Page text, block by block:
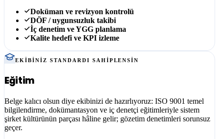
Doküman ve revizyon kontrolü
DÖF / uygunsuzluk takibi
İç denetim ve YGG planlama
Kalite hedefi ve KPI izleme
EKIBINIZ STANDARDI SAHIPLENSIN
Eğitim
Belge kalıcı olsun diye ekibinizi de hazırlıyoruz: ISO 9001 temel
bilgilendirme, dokümantasyon ve iç denetçi eğitimleriyle sistem
şirket kültürünün parçası hâline gelir; gözetim denetimleri sorunsuz
geçer.